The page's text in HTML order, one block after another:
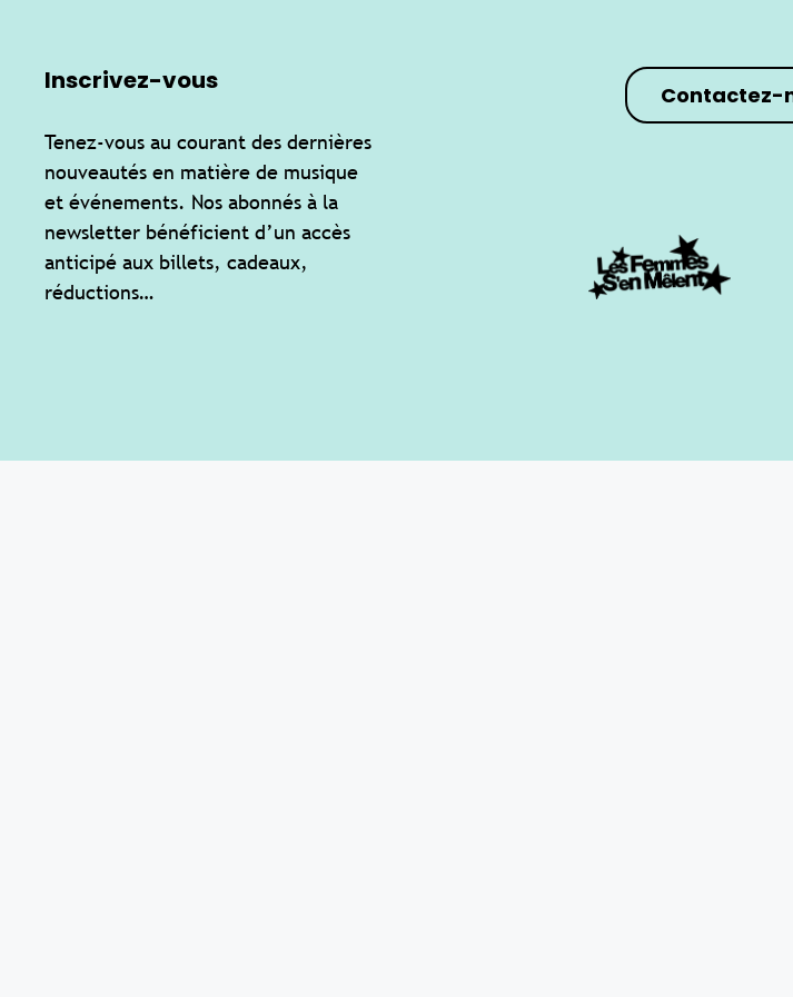
Inscrivez-vous
Tenez-vous au courant des dernières
nouveautés en matière de musique
et événements. Nos abonnés à la
newsletter bénéficient d’un accès
anticipé aux billets, cadeaux,
réductions…
Contactez-